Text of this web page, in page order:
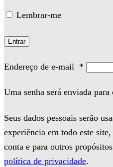
Lembrar-me
Entrar
Endereço de e-mail *
Uma senha será enviada
Seus dados pessoais serão
experiência em todo este
conta e para outros
política de privacidade.